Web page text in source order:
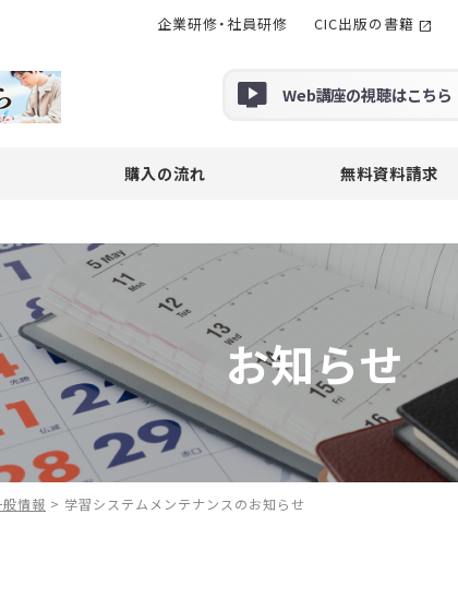
Web講座の視聴はこちら
購入の流れ 無料資料請求
企業研修・社員研修 CIC出版の書籍
お知らせ
般情報 > 学習システムメンテナンスのお知らせ